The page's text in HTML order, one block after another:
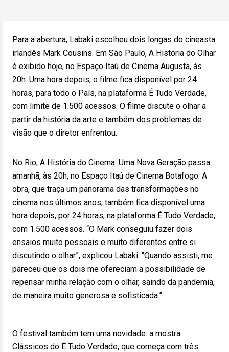
Para a abertura, Labaki escolheu dois longas do cineasta
irlandês Mark Cousins. Em São Paulo, A História do Olhar
é exibido hoje, no Espaço Itaú de Cinema Augusta, às
20h. Uma hora depois, o filme fica disponível por 24
horas, para todo o País, na plataforma É Tudo Verdade,
com limite de 1.500 acessos. O filme discute o olhar a
partir da história da arte e também dos problemas de
visão que o diretor enfrentou.
No Rio, A História do Cinema: Uma Nova Geração passa
amanhã, às 20h, no Espaço Itaú de Cinema Botafogo. A
obra, que traça um panorama das transformações no
cinema nos últimos anos, também fica disponível uma
hora depois, por 24 horas, na plataforma É Tudo Verdade,
com 1.500 acessos. “O Mark conseguiu fazer dois
ensaios muito pessoais e muito diferentes entre si
discutindo o olhar”, explicou Labaki. “Quando assisti, me
pareceu que os dois me ofereciam a possibilidade de
repensar minha relação com o olhar, saindo da pandemia,
de maneira muito generosa e sofisticada.”
O festival também tem uma novidade: a mostra
Clássicos do É Tudo Verdade, que começa com três